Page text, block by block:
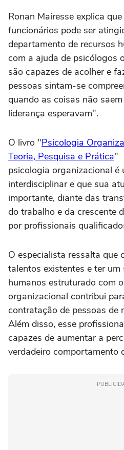
Ronan Mairesse explica
funcionários pode ser
departamento de recursos
com a ajuda de psicólogos
são capazes de acolher e
pessoas sintam-se
quando as coisas não
liderança esperavam".
O livro "Psicologia
Teoria, Pesquisa e Prática"
psicologia organizacional é
interdisciplinar e que sua
importante, diante das
do trabalho e da crescente
por profissionais
O especialista ressalta que
talentos existentes e ter um
humanos estruturado com
organizacional contribui
contratação de pessoas de
Além disso, esse
capazes de aumentar a
verdadeiro comportamento